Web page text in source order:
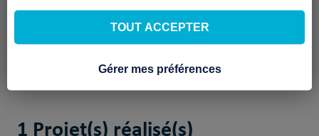
sur la base d’une organisation collégiale.
1 Projet(s) réalisé(s)
TOUT ACCEPTER
Gérer mes préférences